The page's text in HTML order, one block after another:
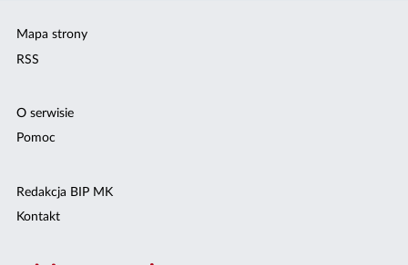
Mapa strony
RSS
O serwisie
Pomoc
Redakcja BIP MK
Kontakt